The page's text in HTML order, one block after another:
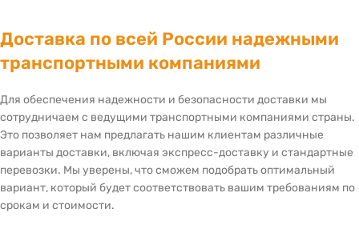
Доставка по всей России надежными
транспортными компаниями
Для обеспечения надежности и безопасности доставки мы
сотрудничаем с ведущими транспортными компаниями страны.
Это позволяет нам предлагать нашим клиентам различные
варианты доставки, включая экспресс-доставку и стандартные
перевозки. Мы уверены, что сможем подобрать оптимальный
вариант, который будет соответствовать вашим требованиям по
срокам и стоимости.